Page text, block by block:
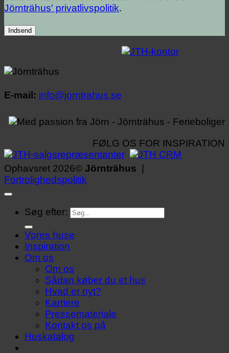
Jörnträhus' privatlivspolitik.
E-mail: info@jorntrahus.se
FØLG OS FOR INSPIRATION
Ophavsret 2026© Jörnträhus
Fortrolighedspolitik
Søg efter:
Vores huse
Inspiration
Om os
Om os
Sådan køber du et hus
Hvad er nyt?
Karriere
Pressemateriale
Kontakt os på
Huskatalog